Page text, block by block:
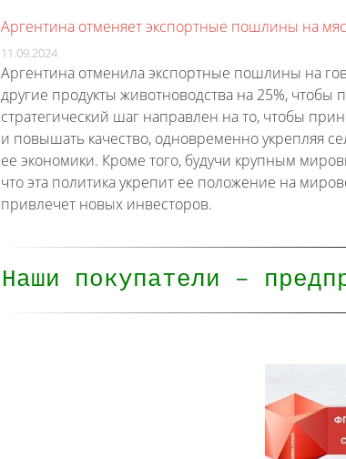
Аргентина отменяет экспортные пошлины на
11.09.2024
Аргентина отменила экспортные пошлины на
другие продукты животноводства на 25%,
стратегический шаг направлен на то, чтобы
и повышать качество, одновременно укрепляя
ее экономики. Кроме того, будучи крупным
что эта политика укрепит ее положение на
привлечет новых инвесторов.
Наши покупатели –